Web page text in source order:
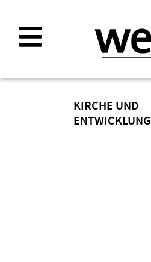
Inhalt
KIRCHE UND
ENTWICKLUNG